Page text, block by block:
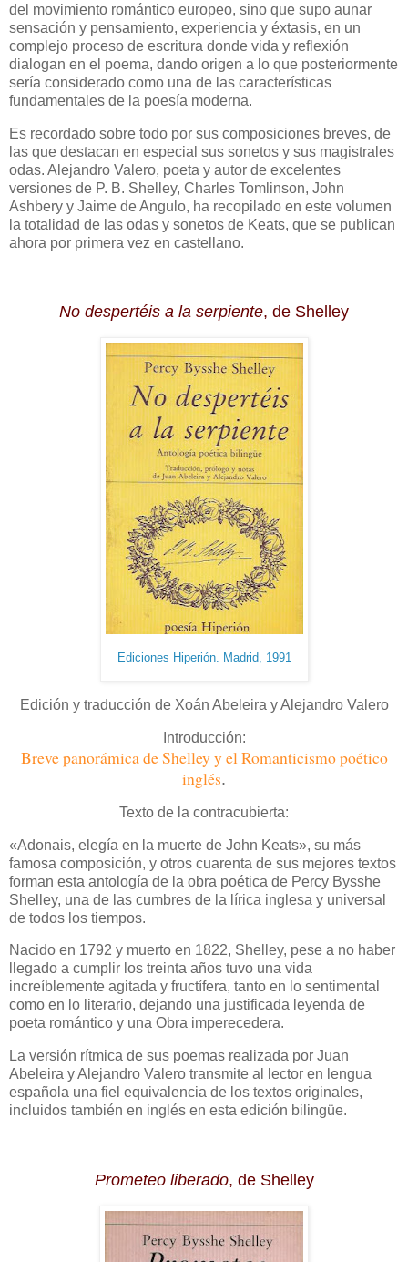
del movimiento romántico europeo, sino que supo aunar
sensación y pensamiento, experiencia y éxtasis, en un
complejo proceso de escritura donde vida y reflexión
dialogan en el poema, dando origen a lo que posteriormente
sería considerado como una de las características
fundamentales de la poesía moderna.
Es recordado sobre todo por sus composiciones breves, de
las que destacan en especial sus sonetos y sus magistrales
odas. Alejandro Valero, poeta y autor de excelentes
versiones de P. B. Shelley, Charles Tomlinson, John
Ashbery y Jaime de Angulo, ha recopilado en este volumen
la totalidad de las odas y sonetos de Keats, que se publican
ahora por primera vez en castellano.
No despertéis a la serpiente, de Shelley
Ediciones Hiperión. Madrid, 1991
Edición y traducción de Xoán Abeleira y Alejandro Valero
Introducción:
Breve panorámica de Shelley y el Romanticismo poético
inglés.
Texto de la contracubierta:
«Adonais, elegía en la muerte de John Keats», su más
famosa composición, y otros cuarenta de sus mejores textos
forman esta antología de la obra poética de Percy Bysshe
Shelley, una de las cumbres de la lírica inglesa y universal
de todos los tiempos.
Nacido en 1792 y muerto en 1822, Shelley, pese a no haber
llegado a cumplir los treinta años tuvo una vida
increíblemente agitada y fructífera, tanto en lo sentimental
como en lo literario, dejando una justificada leyenda de
poeta romántico y una Obra imperecedera.
La versión rítmica de sus poemas realizada por Juan
Abeleira y Alejandro Valero transmite al lector en lengua
española una fiel equivalencia de los textos originales,
incluidos también en inglés en esta edición bilingüe.
Prometeo liberado, de Shelley